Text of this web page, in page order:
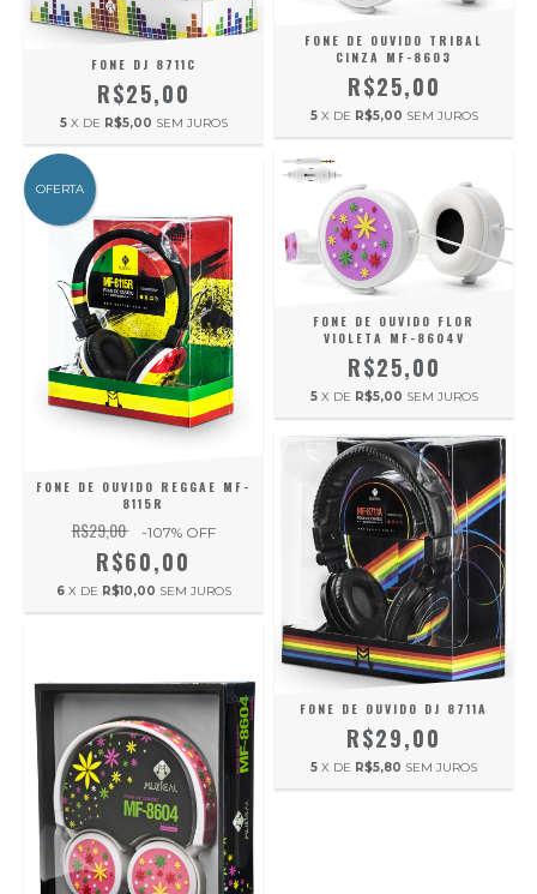
FONE DJ 8711C
R$25,00
5 X DE R$5,00 SEM JUROS
FONE DE OUVIDO TRIBAL
CINZA MF-8603
R$25,00
5 X DE R$5,00 SEM JUROS
OFERTA
FONE DE OUVIDO REGGAE MF-
8115R
R$29,00 -107% OFF
R$60,00
6 X DE R$10,00 SEM JUROS
FONE DE OUVIDO FLOR
VIOLETA MF-8604V
R$25,00
5 X DE R$5,00 SEM JUROS
FONE DE OUVIDO DJ 8711A
R$29,00
5 X DE R$5,80 SEM JUROS